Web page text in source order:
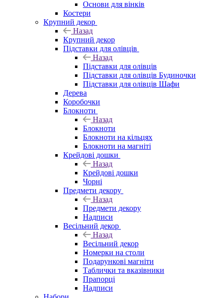
Основи для вінків
Костери
Крупний декор
Назад
Крупний декор
Підставки для олівців
Назад
Підставки для олівців
Підставки для олівців Будиночки
Підставки для олівців Шафи
Дерева
Коробочки
Блокноти
Назад
Блокноти
Блокноти на кільцях
Блокноти на магніті
Крейдові дошки
Назад
Крейдові дошки
Чорні
Предмети декору
Назад
Предмети декору
Надписи
Весільний декор
Назад
Весільний декор
Номерки на столи
Подарункові магніти
Таблички та вказівники
Прапорці
Надписи